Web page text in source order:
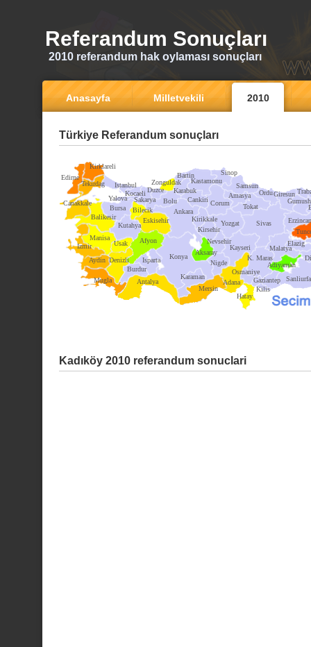
Referandum Sonuçları
2010 referandum hak oylaması sonuçları
Anasayfa Milletvekili 2010
Türkiye Referandum sonuçları
Ankara
Kirklareli
Edirne
Tekirdag
Canakkale
Balikesir
Bursa
Istanbul
Kocaeli
Sakarya
Zonguldak
Bolu
Bilecik
Eskisehir
Kutahya
Manisa
Izmir
Aydin
Mugla
Denizli
Burdur
Usak Afyon
Isparta
Antalya
Konya
Mersin
Kirsehir
Cankiri
Kastamonu
Sinop
Corum
Yozgat
Nevsehir
Nigde
Adana
Hatay
K. Maras
Kayseri
Sivas
Tokat
Amasya
Samsun
OrduGiresun
Erzincan
Malatya
Gaziantep Sanliurfa
Adiyaman
Elazig
Kirikkale
Karaman
Aksaray
Kilis
Duzce Karabuk
Bartin
Osmaniye
Yalova
Kadıköy 2010 referandum sonuclari